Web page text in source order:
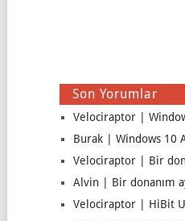
Son Yorumlar
Velociraptor |
Burak | Windows 10
Velociraptor | Bir
Alvin | Bir donanım
Velociraptor | HiBit